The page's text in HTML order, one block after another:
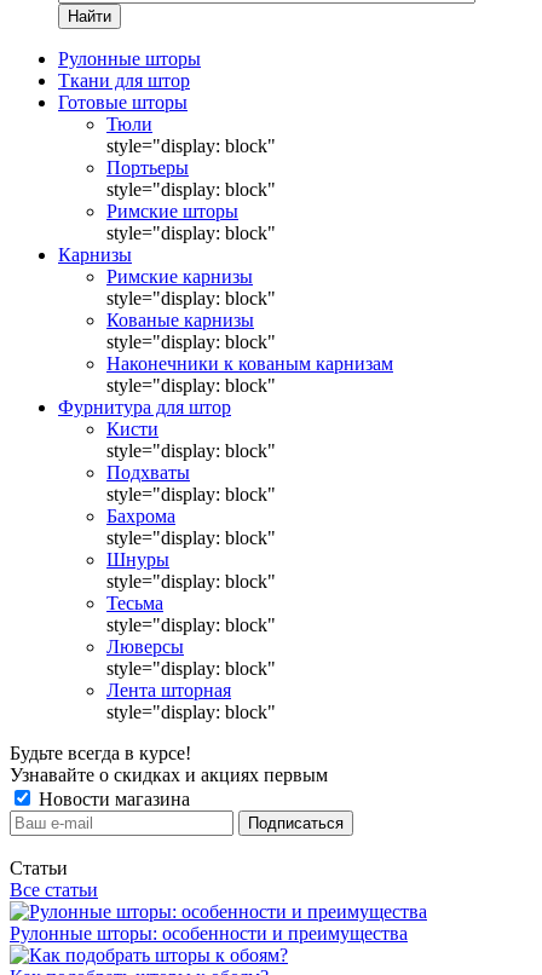
Найти
Рулонные шторы
Ткани для штор
Готовые шторы
Тюли
style="display: block"
Портьеры
style="display: block"
Римские шторы
style="display: block"
Карнизы
Римские карнизы
style="display: block"
Кованые карнизы
style="display: block"
Наконечники к кованым карнизам
style="display: block"
Фурнитура для штор
Кисти
style="display: block"
Подхваты
style="display: block"
Бахрома
style="display: block"
Шнуры
style="display: block"
Тесьма
style="display: block"
Люверсы
style="display: block"
Лента шторная
style="display: block"
Будьте всегда в курсе!
Узнавайте о скидках и акциях первым
Новости магазина
Статьи
Все статьи
Рулонные шторы: особенности и преимущества